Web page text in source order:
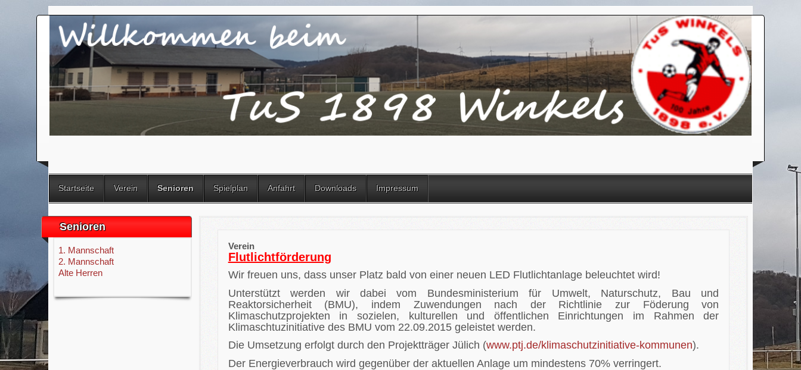
Startseite Verein Senioren Spielplan Anfahrt Downloads Impressum
Senioren
1. Mannschaft
2. Mannschaft
Alte Herren
Verein
Flutlichtförderung
Wir freuen uns, dass unser Platz bald von einer neuen LED Flutlichtanlage beleuchtet wird!
Unterstützt werden wir dabei vom Bundesministerium für Umwelt, Naturschutz, Bau und
Reaktorsicherheit (BMU), indem Zuwendungen nach der Richtlinie zur Föderung von
Klimaschutzprojekten in sozielen, kulturellen und öffentlichen Einrichtungen im Rahmen der
Klimaschtuzinitiative des BMU vom 22.09.2015 geleistet werden.
Die Umsetzung erfolgt durch den Projektträger Jülich (www.ptj.de/klimaschutzinitiative-kommunen).
Der Energieverbrauch wird gegenüber der aktuellen Anlage um mindestens 70% verringert.